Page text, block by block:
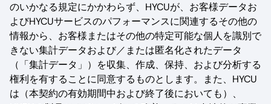
のいかなる規定にかかわらず、HYCUが、お客様データお
よびHYCUサービスのパフォーマンスに関連するその他の
情報から、お客様またはその他の特定可能な個人を識別で
きない集計データおよび／または匿名化されたデータ
（「集計データ」）を収集、作成、保持、および分析する
権利を有することに同意するものとします。また、HYCU
は（本契約の有効期間中および終了後においても）、